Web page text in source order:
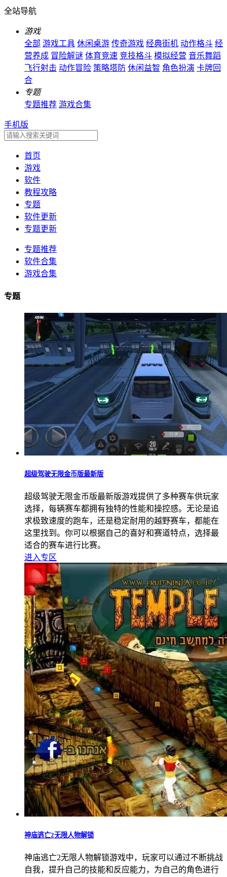
全站导航
游戏
全部 游戏工具 休闲桌游 传奇游戏 经典街机 动作格斗 经
营养成 冒险解谜 体育竞速 竞技格斗 模拟经营 音乐舞蹈
飞行射击 动作冒险 策略塔防 休闲益智 角色扮演 卡牌回
合
专题
专题推荐 游戏合集
手机版
首页
游戏
软件
教程攻略
专题
软件更新
专题更新
专题推荐
软件合集
游戏合集
专题
超级驾驶无限金币版最新版
超级驾驶无限金币版最新版游戏提供了多种赛车供玩家
选择，每辆赛车都拥有独特的性能和操控感。无论是追
求极致速度的跑车，还是稳定耐用的越野赛车，都能在
这里找到。你可以根据自己的喜好和赛道特点，选择最
适合的赛车进行比赛。
进入专区
神庙逃亡2无限人物解锁
神庙逃亡2无限人物解锁游戏中，玩家可以通过不断挑战
自我，提升自己的技能和反应能力，为自己的角色进行